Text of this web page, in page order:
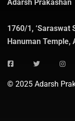
Adarsh Prakashan
1760/1, ‘Saraswat
Hanuman Temple,
© 2025 Adarsh